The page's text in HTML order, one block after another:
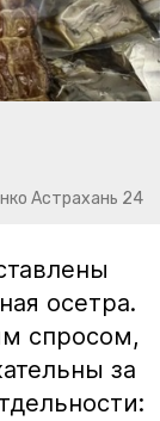
Астрахань 24
осетра.
спросом,
за